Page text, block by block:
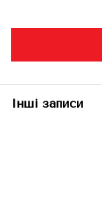
Інші записи